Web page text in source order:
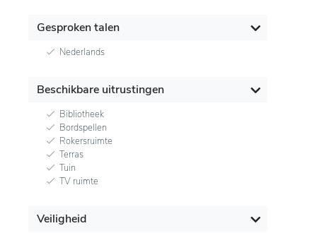
Gesproken talen
Nederlands
Beschikbare uitrustingen
Bibliotheek
Bordspellen
Rokersruimte
Terras
Tuin
TV ruimte
Veiligheid